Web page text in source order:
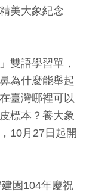
美大象紀念
雙語學習單，
為什麼能舉起
臺灣哪裡可以
標本？養大象
10月27日起開
園104年慶祝